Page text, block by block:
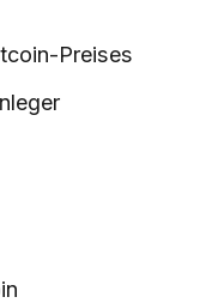
Preises